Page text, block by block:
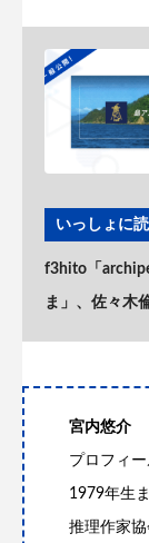
いっしょに
f3hito「
ま」、佐々木
宮内悠介
プロフィ
1979年生
推理作家